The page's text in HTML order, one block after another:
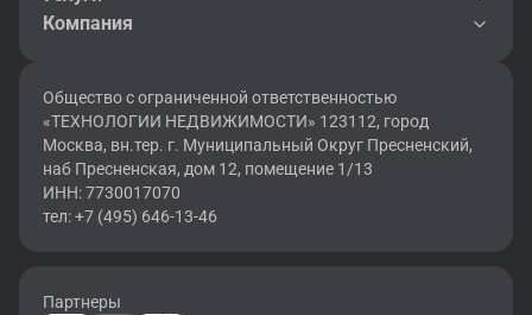
Компания
Общество с ограниченной ответственностью
«ТЕХНОЛОГИИ НЕДВИЖИМОСТИ» 123112, город
Москва, вн.тер. г. Муниципальный Округ Пресненский,
наб Пресненская, дом 12, помещение 1/13
ИНН: 7730017070
тел: +7 (495) 646-13-46
Партнеры